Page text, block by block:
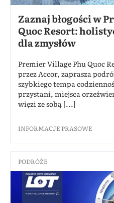
Zaznaj błogości w
Quoc Resort:
dla zmysłów
Premier Village Phu Quoc
przez Accor, zaprasza
szybkiego tempa
przystani, miejsca
więzi ze sobą [...]
INFORMACJE PRASOWE
PODRÓŻE